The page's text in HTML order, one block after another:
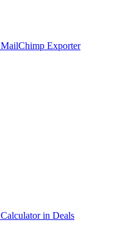
MailChimp Exporter
Calculator in Deals